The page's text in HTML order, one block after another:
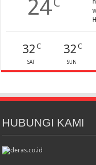
24
32 C
SAT
32 C
SUN
HUBUNGI KAMI